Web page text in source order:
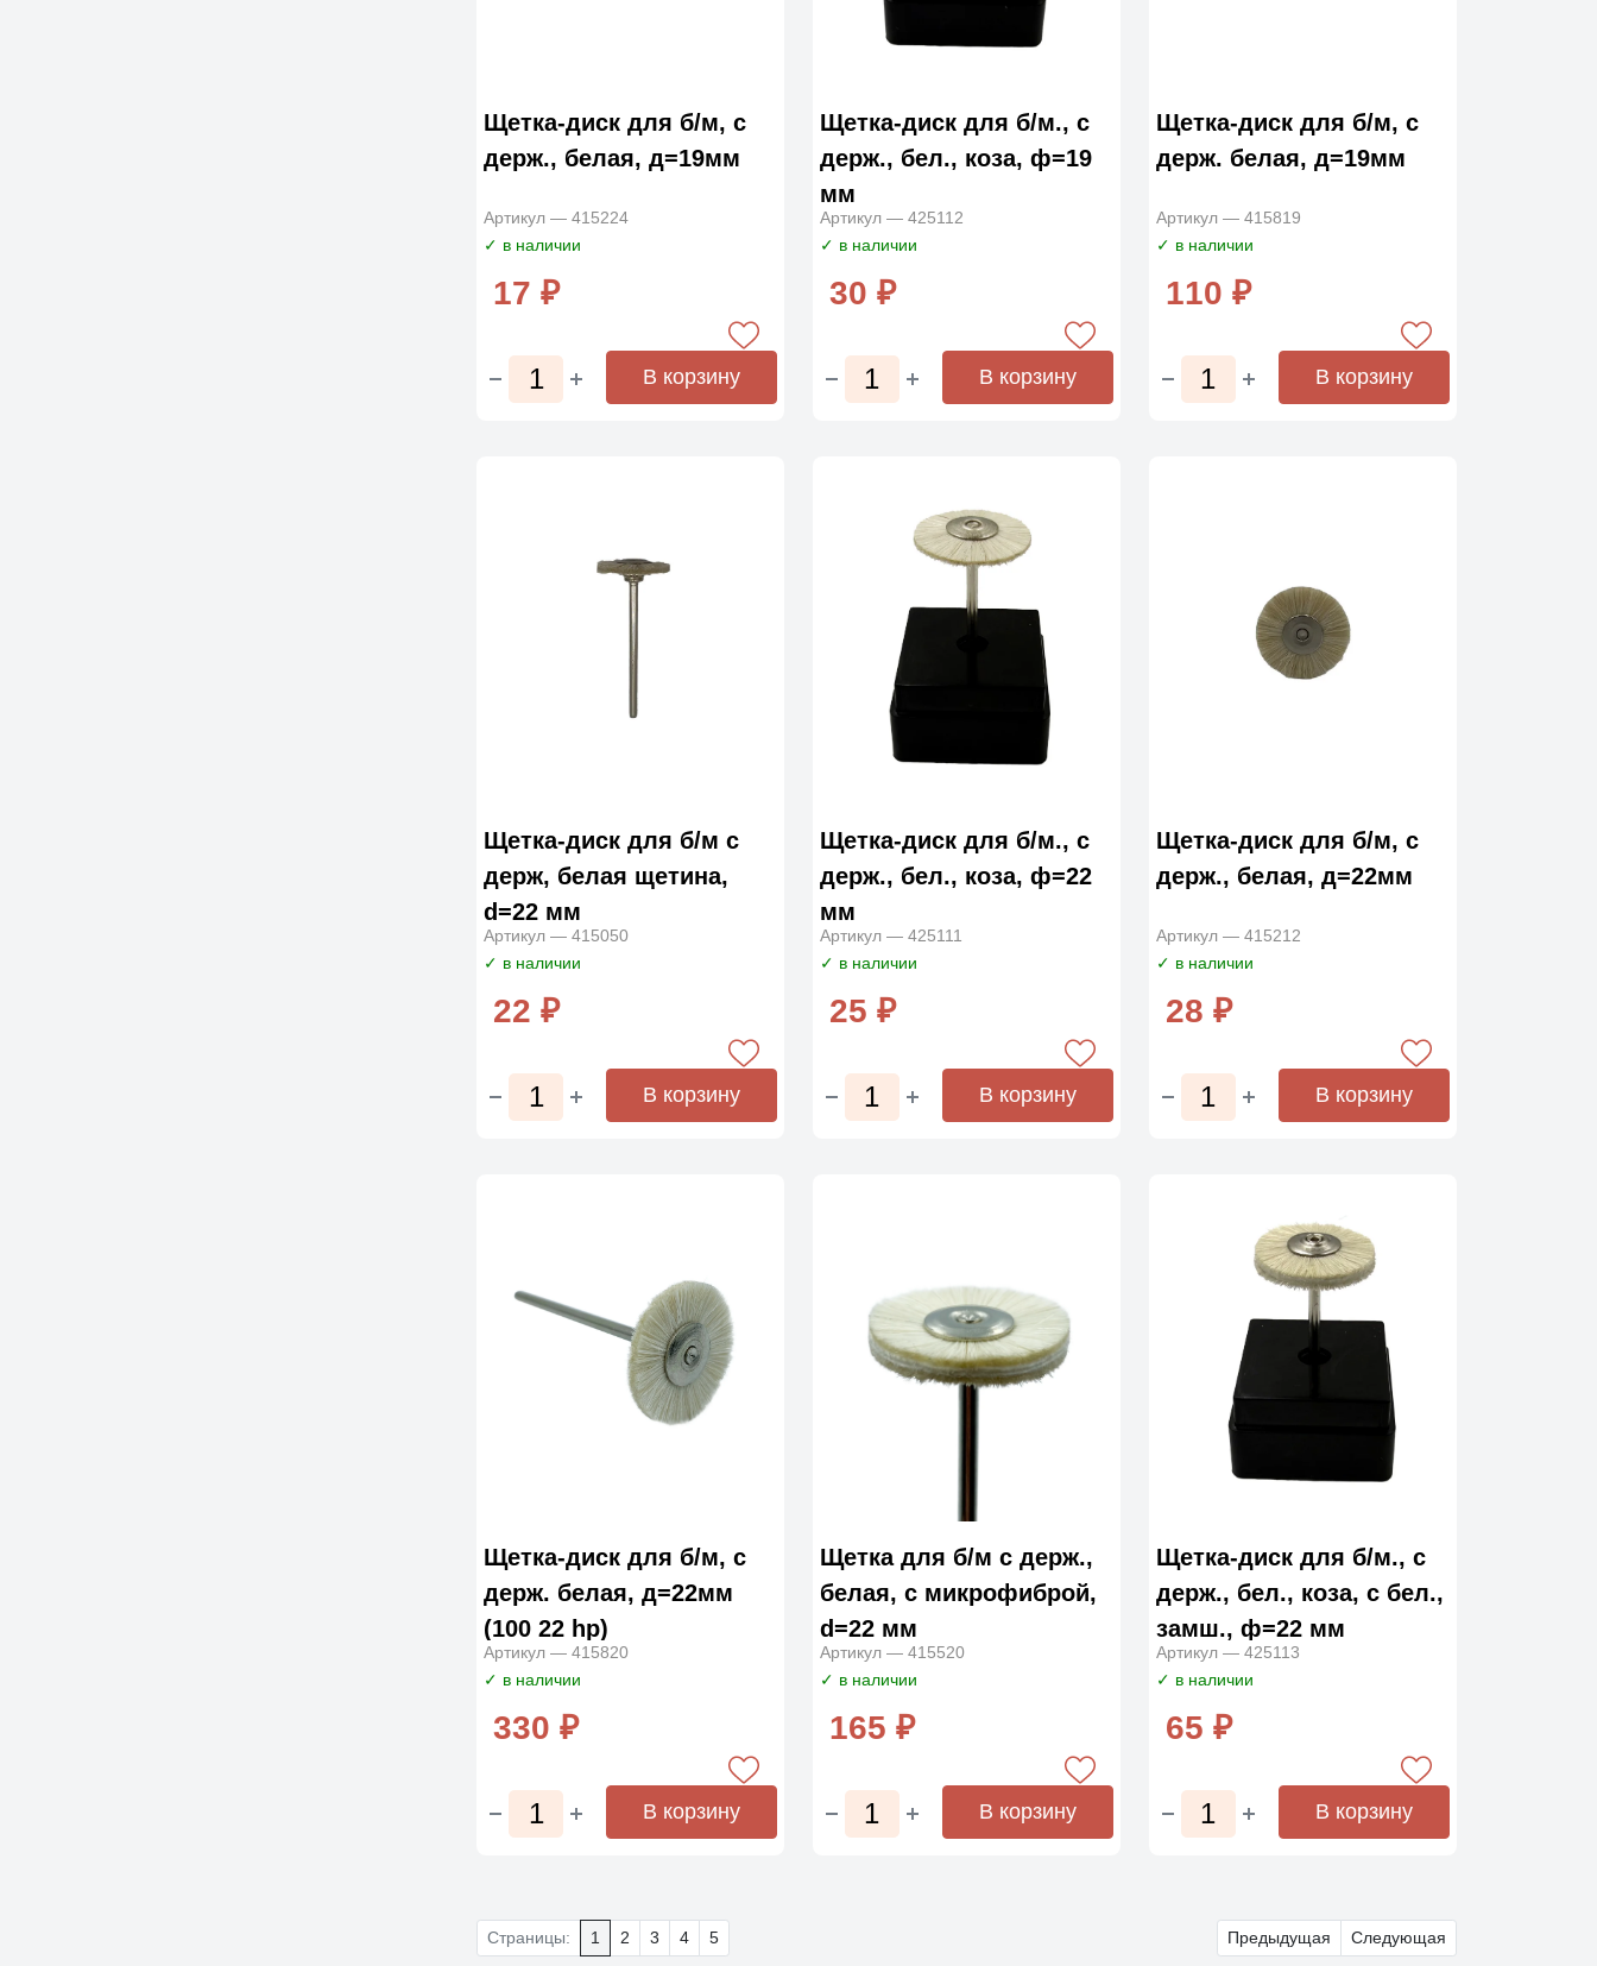
Щетка-диск для б/м, с
держ., белая, д=19мм
Артикул — 415224
✓ в наличии
17 ₽
В корзину
Щетка-диск для б/м., с
держ., бел., коза, ф=19
мм
Артикул — 425112
✓ в наличии
30 ₽
В корзину
Щетка-диск для б/м, с
держ. белая, д=19мм
Артикул — 415819
✓ в наличии
110 ₽
В корзину
Щетка-диск для б/м с
держ, белая щетина,
d=22 мм
Артикул — 415050
✓ в наличии
22 ₽
В корзину
Щетка-диск для б/м., с
держ., бел., коза, ф=22
мм
Артикул — 425111
✓ в наличии
25 ₽
В корзину
Щетка-диск для б/м, с
держ., белая, д=22мм
Артикул — 415212
✓ в наличии
28 ₽
В корзину
Щетка-диск для б/м, с
держ. белая, д=22мм
(100 22 hp)
Артикул — 415820
✓ в наличии
330 ₽
В корзину
Щетка для б/м с держ.,
белая, с микрофиброй,
d=22 мм
Артикул — 415520
✓ в наличии
165 ₽
В корзину
Щетка-диск для б/м., с
держ., бел., коза, с бел.,
замш., ф=22 мм
Артикул — 425113
✓ в наличии
65 ₽
В корзину
Страницы: 1 2 3 4 5 Предыдущая Следующая